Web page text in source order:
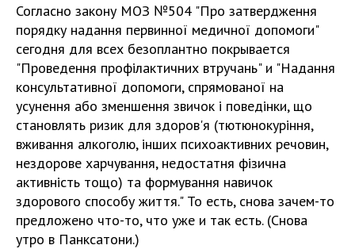
Согласно закону МОЗ №504 "Про затвердження
порядку надання первинної медичної допомоги"
сегодня для всех безоплантно покрывается
"Проведення профілактичних втручань" и "Надання
консультативної допомоги, спрямованої на
усунення або зменшення звичок і поведінки, що
становлять ризик для здоров'я (тютюнокуріння,
вживання алкоголю, інших психоактивних речовин,
нездорове харчування, недостатня фізична
активність тощо) та формування навичок
здорового способу життя." То есть, снова зачем-то
предложено что-то, что уже и так есть. (Снова
утро в Панксатони.)